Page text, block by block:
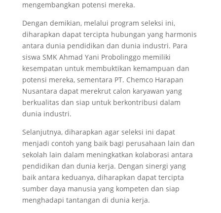
mengembangkan potensi mereka.
Dengan demikian, melalui program seleksi ini,
diharapkan dapat tercipta hubungan yang harmonis
antara dunia pendidikan dan dunia industri. Para
siswa SMK Ahmad Yani Probolinggo memiliki
kesempatan untuk membuktikan kemampuan dan
potensi mereka, sementara PT. Chemco Harapan
Nusantara dapat merekrut calon karyawan yang
berkualitas dan siap untuk berkontribusi dalam
dunia industri.
Selanjutnya, diharapkan agar seleksi ini dapat
menjadi contoh yang baik bagi perusahaan lain dan
sekolah lain dalam meningkatkan kolaborasi antara
pendidikan dan dunia kerja. Dengan sinergi yang
baik antara keduanya, diharapkan dapat tercipta
sumber daya manusia yang kompeten dan siap
menghadapi tantangan di dunia kerja.